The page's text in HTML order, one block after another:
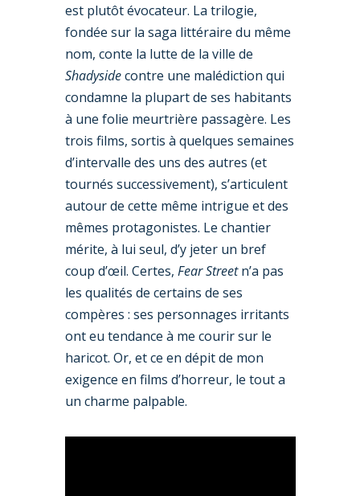
est plutôt évocateur. La trilogie,
fondée sur la saga littéraire du même
nom, conte la lutte de la ville de
Shadysidecontre une malédiction qui
condamne la plupart de ses habitants
à une folie meurtrière passagère. Les
trois films, sortis à quelques semaines
d’intervalle des uns des autres (et
tournés successivement), s’articulent
autour de cette même intrigue et des
mêmes protagonistes. Le chantier
mérite, à lui seul, d’y jeter un bref
coup d’œil. Certes, Fear Streetn’a pas
les qualités de certains de ses
compères : ses personnages irritants
ont eu tendance à me courir sur le
haricot. Or, et ce en dépit de mon
exigence en films d’horreur, le tout a
un charme palpable.